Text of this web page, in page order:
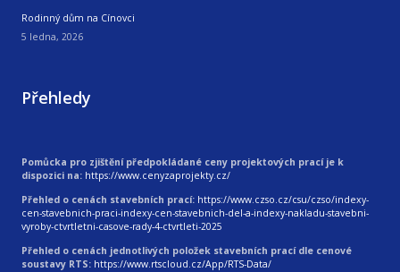
Rodinný dům na Cínovci
5 ledna, 2026
Přehledy
Pomůcka pro zjištění předpokládané ceny projektových prací je k
dispozici na: https://www.cenyzaprojekty.cz/
Přehled o cenách stavebních prací: https://www.czso.cz/csu/czso/indexy-
cen-stavebnich-praci-indexy-cen-stavebnich-del-a-indexy-nakladu-stavebni-
vyroby-ctvrtletni-casove-rady-4-ctvrtleti-2025
Přehled o cenách jednotlivých položek stavebních prací dle cenové
soustavy RTS: https://www.rtscloud.cz/App/RTS-Data/